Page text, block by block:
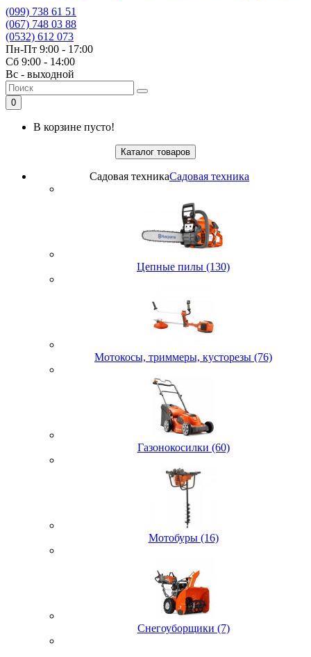
(099) 738 61 51
(067) 748 03 88
(0532) 612 073
Пн-Пт 9:00 - 17:00
Сб 9:00 - 14:00
Вс - выходной
0
В корзине пусто!
Каталог товаров
Садовая техникаСадовая техника
Цепные пилы (130)
Мотокосы, триммеры, кусторезы (76)
Газонокосилки (60)
Мотобуры (16)
Снегоуборщики (7)